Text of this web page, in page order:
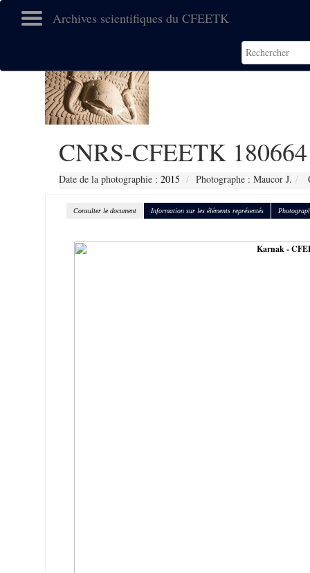
Archives scientifiques du CFEETK
CNRS-CFEETK 180664
Date de la photographie : 2015 Photographe : Maucor J.
Consulter le document Information sur les éléments représentés